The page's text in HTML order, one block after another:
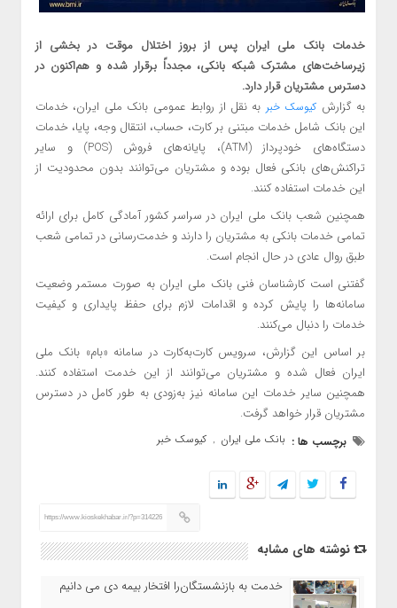
خدمات بانک ملی ایران پس از بروز اختلال موقت در بخشی از
زیرساخت‌های مشترک شبکه بانکی، مجدداً برقرار شده و هم‌اکنون در
دسترس مشتریان قرار دارد.
به گزارش کیوسک خبر به نقل از روابط عمومی بانک ملی ایران، خدمات
این بانک شامل خدمات مبتنی بر کارت، حساب، انتقال وجه، پایا، خدمات
دستگاه‌های خودپرداز (ATM)، پایانه‌های فروش (POS) و سایر
تراکنش‌های بانکی فعال بوده و مشتریان می‌توانند بدون محدودیت از
این خدمات استفاده کنند.
همچنین شعب بانک ملی ایران در سراسر کشور آمادگی کامل برای ارائه
تمامی خدمات بانکی به مشتریان را دارند و خدمت‌رسانی در تمامی شعب
طبق روال عادی در حال انجام است.
گفتنی است کارشناسان فنی بانک ملی ایران به صورت مستمر وضعیت
سامانه‌ها را پایش کرده و اقدامات لازم برای حفظ پایداری و کیفیت
خدمات را دنبال می‌کنند.
بر اساس این گزارش، سرویس کارت‌به‌کارت در سامانه «بام» بانک ملی
ایران فعال شده و مشتریان می‌توانند از این خدمت استفاده کنند.
همچنین سایر خدمات این سامانه نیز به‌زودی به طور کامل در دسترس
مشتریان قرار خواهد گرفت.
برچسب ها : بانک ملی ایران , کیوسک خبر
https://www.kioskekhabar.ir/?p=314226
نوشته های مشابه
خدمت به بازنشستگان‌را افتخار بیمه دی می دانیم